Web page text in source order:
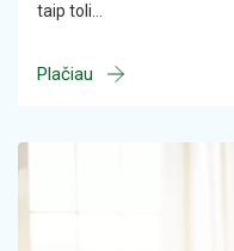
taip toli…
Plačiau